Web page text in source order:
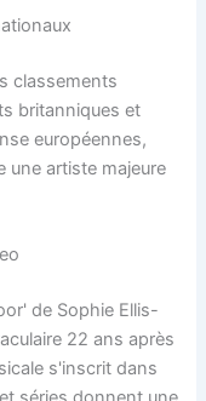
classements
britanniques et
européennes,
une artiste majeure
de Sophie Ellis-
22 ans après
s'inscrit dans